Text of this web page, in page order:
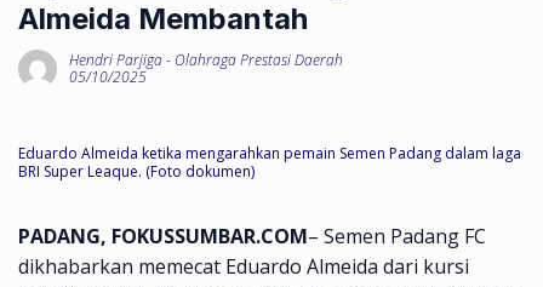
Almeida Membantah
Hendri Parjiga- Olahraga Prestasi Daerah
05/10/2025
Eduardo Almeida ketika mengarahkan pemain Semen Padang dalam laga
BRI Super Leaque. (Foto dokumen)
PADANG, FOKUSSUMBAR.COM– Semen Padang FC
dikhabarkan memecat Eduardo Almeida dari kursi